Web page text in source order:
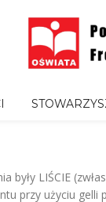
LIŚCIE
przy użyciu